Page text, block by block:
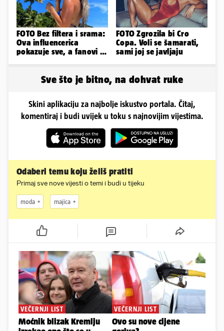
FOTO Bez filtera i srama:
Ova influencerica
pokazuje sve, a fanovi je
FOTO Zgrozila bi Cro
Copa. Voli se šamarati,
sami joj se javljaju
Sve što je bitno, na dohvat ruke
Skini aplikaciju za najbolje iskustvo portala. Čitaj,
komentiraj i budi uvijek u toku s najnovijim vijestima.
Odaberi temu koju želiš pratiti
Primaj sve nove vijesti o temi i budi u tijeku
moda majica